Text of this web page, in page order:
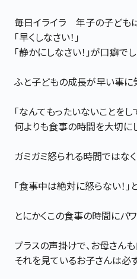
毎日イライラ 年子の子ども
「早くしなさい！」
「静かにしなさい！」が口癖でし
ふと子どもの成長が早い事に
「なんてもったいないことを
何よりも食事の時間を大切に
ガミガミ怒られる時間ではなく
「食事中は絶対に怒らない！」
とにかくこの食事の時間にパ
プラスの声掛けで、お母さん
それを見ているお子さんは必